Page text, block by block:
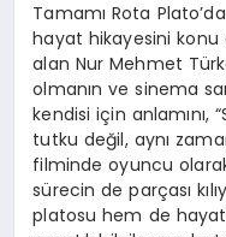
Tamamı Rota
hayat hikayesini
alan Nur Mehmet
olmanın ve sinema
kendisi için anlamını,
tutku değil, aynı
filminde oyuncu
sürecin de parçası
platosu hem de